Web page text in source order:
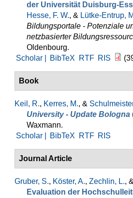
der Universität Duisburg-
Hesse, F. W., & Lütke-Entrup,
Bildungsportale - Potenziale
netzbasierter
Oldenbourg.
Scholar |
BibTeX RTF RIS
Book
Keil, R., Kerres, M., &
University - Update Bologna
Waxmann.
Scholar |
BibTeX RTF RIS
Journal Article
Gruber, S., Köster, A., Zechlin, L., &
Evaluation der